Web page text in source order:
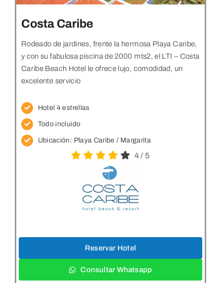
Costa Caribe
Rodeado de jardines, frente la hermosa Playa Caribe,
y con su fabulosa piscina de 2000 mts2, el LTI – Costa
Caribe Beach Hotel le ofrece lujo, comodidad, un
excelente servicio
Hotel 4 estrellas
Todo incluido
Ubicación: Playa Caribe / Margarita
4/ 5
Reservar Hotel
Consultar Whatsapp